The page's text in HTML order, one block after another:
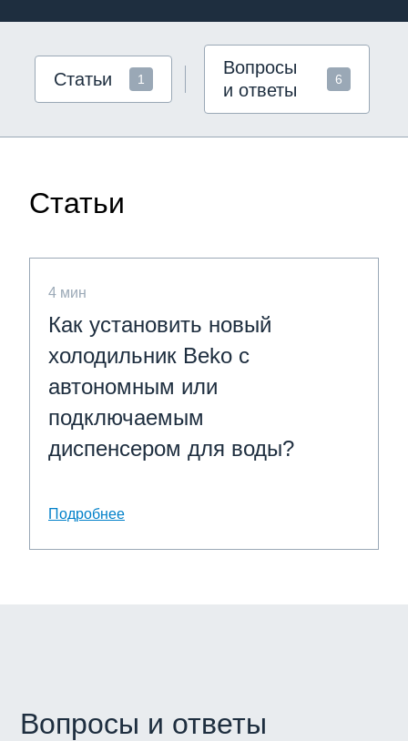
Статьи 1
Вопросы
и ответы
6
Статьи
4 мин
Как установить новый
холодильник Beko с
автономным или
подключаемым
диспенсером для воды?
Подробнее
Вопросы и ответы